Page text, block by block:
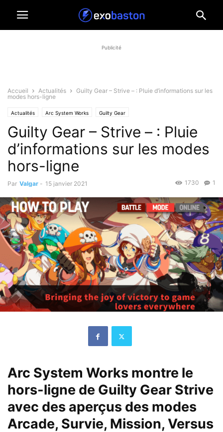
Publicité
Accueil Actualités
Guilty Gear – Strive – : Pluie d’informations sur les
modes hors-ligne
Actualités Arc System Works Guilty Gear
Guilty Gear – Strive – : Pluie
d’informations sur les modes
hors-ligne
Par Valgar - 15 janvier 2021 1
1730
Arc System Works montre le
hors-ligne de Guilty Gear Strive
avec des aperçus des modes
Arcade, Survie, Mission, Versus